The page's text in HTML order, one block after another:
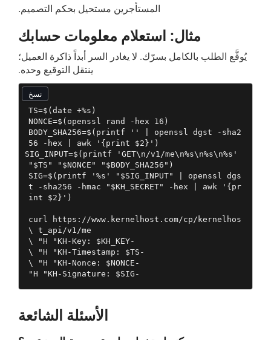
المستأجرين مستحيل بحكم التصميم.
مثال: استعلام معلومات حسابك
يُوقَّع الطلب بالكامل بسرّك. لا يغادر السر أبداً ذاكرة العميل؛
ينتقل التوقيع وحده.
BODY_SHA256=$(printf '' | openssl dgst -sha2
SIG_INPUT=$(printf 'GET\n/v1/me\n%s\n%s\n%s'
SIG=$(printf '%s' "$SIG_INPUT" | openssl dgs
t -sha256 -hmac "$KH_SECRET" -hex | awk '{pr
curl https://www.kernelhost.com/cp/kernelhos
نسخ
الأسئلة الشائعة